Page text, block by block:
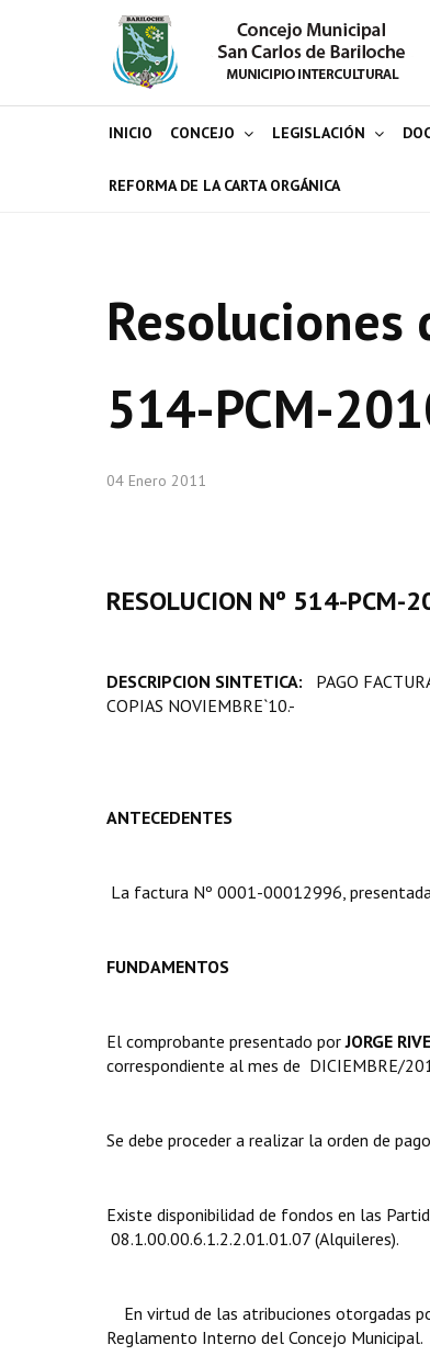
INICIO CONCEJO LEGISLACIÓN
REFORMA DE LA CARTA ORGÁNICA
Resoluciones
514-PCM-
04 Enero 2011
RESOLUCION Nº 514-PCM-
DESCRIPCION SINTETICA: PAGO
COPIAS NOVIEMBRE`10.-
ANTECEDENTES
La factura Nº 0001-00012996,
FUNDAMENTOS
El comprobante presentado porJORGE
correspondiente al mes de DICIEMBRE/
Se debe proceder a realizar la orden de
Existe disponibilidad de fondos en las
08.1.00.00.6.1.2.2.01.01.07 (Alquileres).
En virtud de las atribuciones otorgadas
Reglamento Interno del Concejo Municipal.